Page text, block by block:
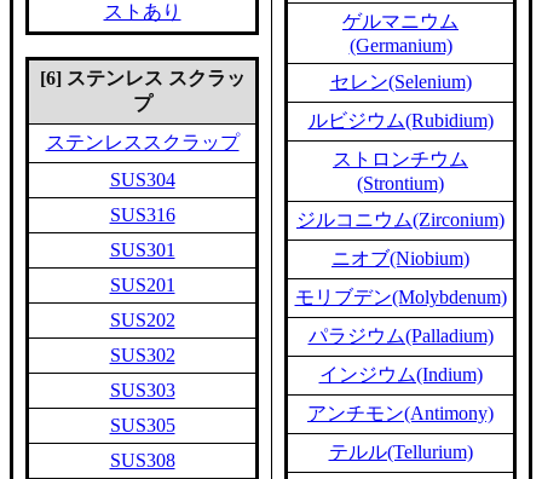
ストあり
[6] ステンレス スクラッ
プ
ステンレススクラップ
SUS304
SUS316
SUS301
SUS201
SUS202
SUS302
SUS303
SUS305
SUS308
ゲルマニウム
(Germanium)
セレン(Selenium)
ルビジウム(Rubidium)
ストロンチウム
(Strontium)
ジルコニウム(Zirconium)
ニオブ(Niobium)
モリブデン(Molybdenum)
パラジウム(Palladium)
インジウム(Indium)
アンチモン(Antimony)
テルル(Tellurium)